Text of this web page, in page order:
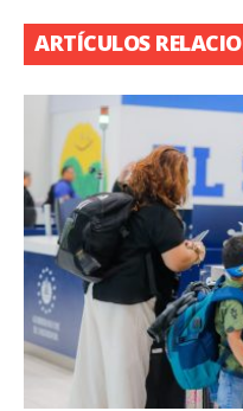
ARTÍCULOS